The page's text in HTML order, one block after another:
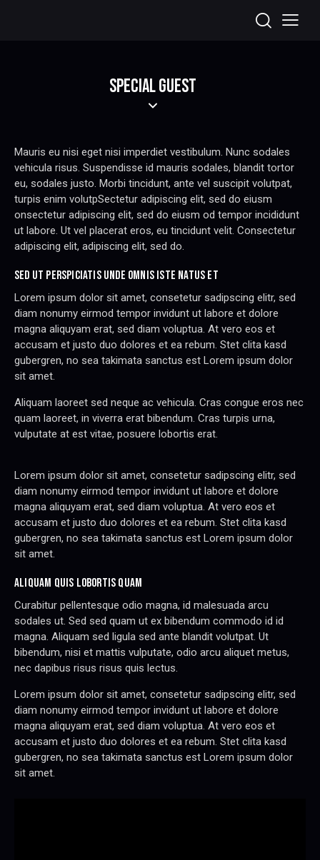
SPECIAL GUEST
Mauris eu nisi eget nisi imperdiet vestibulum. Nunc sodales
vehicula risus. Suspendisse id mauris sodales, blandit tortor
eu, sodales justo. Morbi tincidunt, ante vel suscipit volutpat,
turpis enim volutpSectetur adipiscing elit, sed do eiusm
onsectetur adipiscing elit, sed do eiusm od tempor incididunt
ut labore. Ut vel placerat eros, eu tincidunt velit. Consectetur
adipiscing elit, adipiscing elit, sed do.
SED UT PERSPICIATIS UNDE OMNIS ISTE NATUS ET
Lorem ipsum dolor sit amet, consetetur sadipscing elitr, sed
diam nonumy eirmod tempor invidunt ut labore et dolore
magna aliquyam erat, sed diam voluptua. At vero eos et
accusam et justo duo dolores et ea rebum. Stet clita kasd
gubergren, no sea takimata sanctus est Lorem ipsum dolor
sit amet.
Aliquam laoreet sed neque ac vehicula. Cras congue eros nec
quam laoreet, in viverra erat bibendum. Cras turpis urna,
vulputate at est vitae, posuere lobortis erat.
Lorem ipsum dolor sit amet, consetetur sadipscing elitr, sed
diam nonumy eirmod tempor invidunt ut labore et dolore
magna aliquyam erat, sed diam voluptua. At vero eos et
accusam et justo duo dolores et ea rebum. Stet clita kasd
gubergren, no sea takimata sanctus est Lorem ipsum dolor
sit amet.
ALIQUAM QUIS LOBORTIS QUAM
Curabitur pellentesque odio magna, id malesuada arcu
sodales ut. Sed sed quam ut ex bibendum commodo id id
magna. Aliquam sed ligula sed ante blandit volutpat. Ut
bibendum, nisi et mattis vulputate, odio arcu aliquet metus,
nec dapibus risus risus quis lectus.
Lorem ipsum dolor sit amet, consetetur sadipscing elitr, sed
diam nonumy eirmod tempor invidunt ut labore et dolore
magna aliquyam erat, sed diam voluptua. At vero eos et
accusam et justo duo dolores et ea rebum. Stet clita kasd
gubergren, no sea takimata sanctus est Lorem ipsum dolor
sit amet.